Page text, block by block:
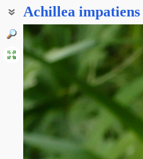
Achillea impatiens
Чихотная трава недотрога
Чихотник недотрога